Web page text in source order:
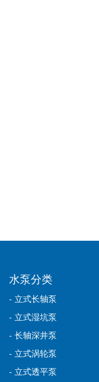
水泵分类
- 立式长轴泵
- 立式湿坑泵
- 长轴深井泵
- 立式涡轮泵
- 立式透平泵